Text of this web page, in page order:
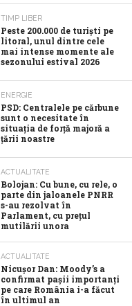
TIMP LIBER
Peste 200.000 de turiști pe
litoral, unul dintre cele
mai intense momente ale
sezonului estival 2026
ENERGIE
PSD: Centralele pe cărbune
sunt o necesitate în
situația de forță majoră a
țării noastre
ACTUALITATE
Bolojan: Cu bune, cu rele, o
parte din jaloanele PNRR
s-au rezolvat în
Parlament, cu prețul
mutilării unora
ACTUALITATE
Nicușor Dan: Moody’s a
confirmat pașii importanți
pe care România i-a făcut
în ultimul an